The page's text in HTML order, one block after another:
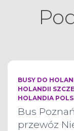
BUSY DO
HOLANDII
HOLANDIA
Bus
przewóz